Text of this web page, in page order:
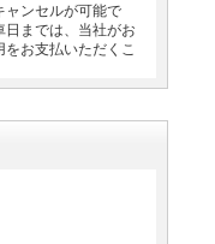
ャンセルが可能で
までは、当社がお
お支払いただくこ